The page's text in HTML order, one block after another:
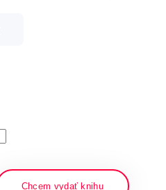
Chcem vydať knihu